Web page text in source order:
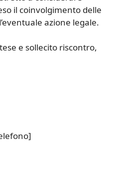
il coinvolgimento delle
azione legale.
e sollecito riscontro,